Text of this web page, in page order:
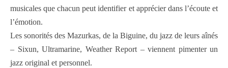
musicales que chacun peut identifier et apprécier dans l’écoute et
l’émotion.
Les sonorités des Mazurkas, de la Biguine, du jazz de leurs aînés
– Sixun, Ultramarine, Weather Report – viennent pimenter un
jazz original et personnel.